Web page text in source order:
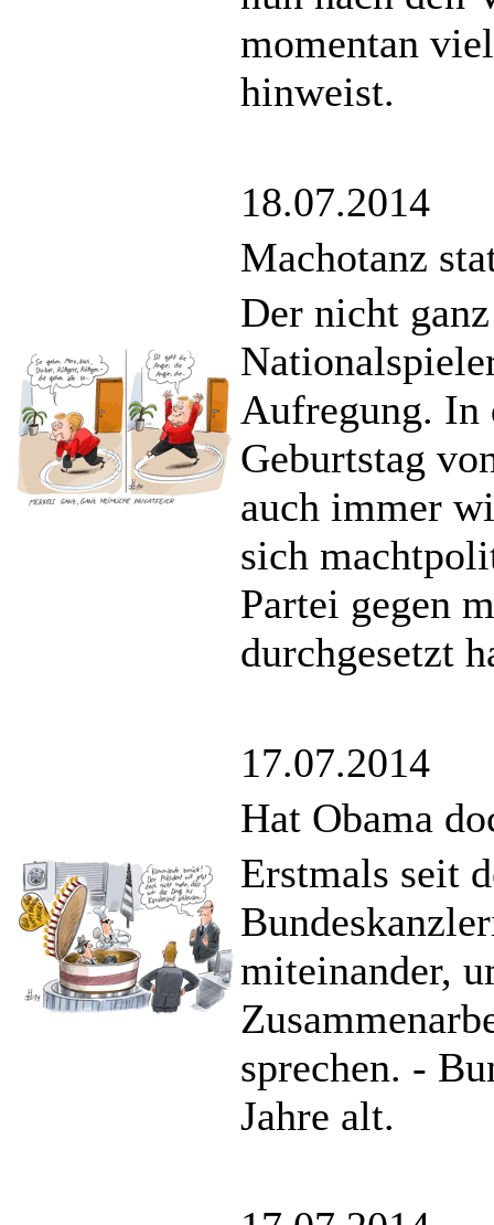
momentan
hinweist.
18.07.2014
Machotanz
Der nicht
Aufregung. In
Geburtstag
auch immer
sich
Partei gegen
durchgesetzt
17.07.2014
Hat Obama
Erstmals seit
miteinander,
sprechen. -
Jahre alt.